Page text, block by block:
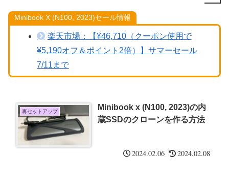
Minibook X (N100, 2023)セール情報
楽天市場：【¥46,710（クーポン使用で
¥5,190オフ＆ポイント2倍）】サマーセール
7/11まで
再セットアップ
Minibook x (N100, 2023)の内
蔵SSDのクローンを作る方法
2024.02.06 2024.02.08